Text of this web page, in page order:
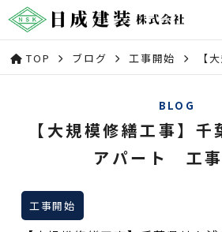
TOP ブログ 工事開始 【
BLOG
【大規模修繕工事】
アパート 工
工事開始